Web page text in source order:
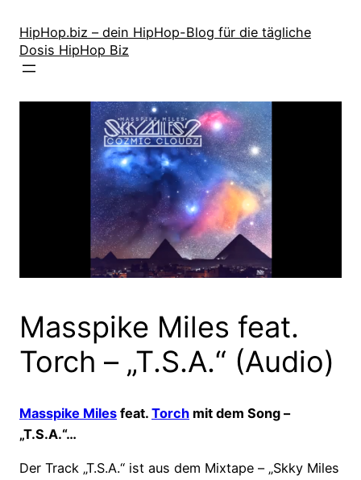
Inhalt
springen
HipHop.biz – dein HipHop-Blog für die tägliche
Dosis HipHop Biz
Masspike Miles feat.
Torch – „T.S.A.“ (Audio)
Masspike Miles feat. Torch mit dem Song –
„T.S.A.“…
Der Track „T.S.A.“ ist aus dem Mixtape – „Skky Miles